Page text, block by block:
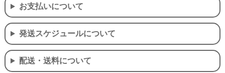
お支払いについて
発送スケジュールについて
配送・送料について